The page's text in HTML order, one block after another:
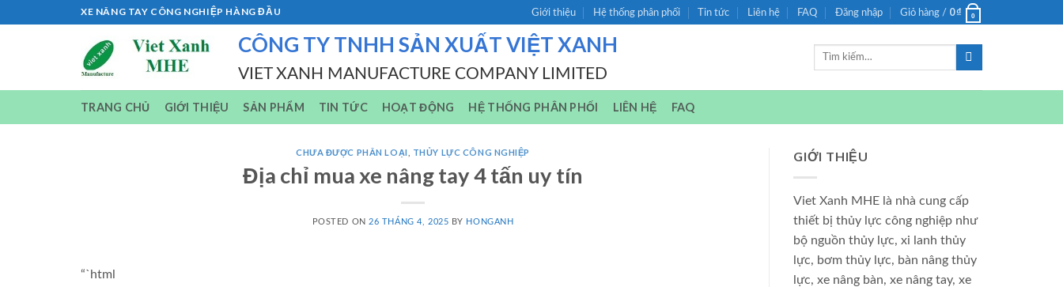
to
XE NÂNG TAY CÔNG NGHIỆP HÀNG ĐẦU Giới thiệu Hệ thống phân phối Tin tức Liên hệ FAQ Đăng nhập Giỏ hàng / 0₫ 0
CÔNG TY TNHH SẢN XUẤT VIỆT XANH
VIET XANH MANUFACTURE COMPANY LIMITED
Tìm
TRANG CHỦ GIỚI THIỆU SẢN PHẨM TIN TỨC HOẠT ĐỘNG HỆ THỐNG PHÂN PHỐI LIÊN HỆ FAQ
CHƯA ĐƯỢC PHÂN LOẠI THỦY LỰC CÔNG NGHIỆP
Địa chỉ mua xe nâng tay 4 tấn uy tín
POSTED ON 26 THÁNG 4, 2025 BY HONGANH
“`html
GIỚI THIỆU
Viet Xanh MHE là nhà cung cấp
thiết bị thủy lực công nghiệp như
bộ nguồn thủy lực, xi lanh thủy
lực, bơm thủy lực, bàn nâng thủy
lực, xe nâng bàn, xe nâng tay, xe